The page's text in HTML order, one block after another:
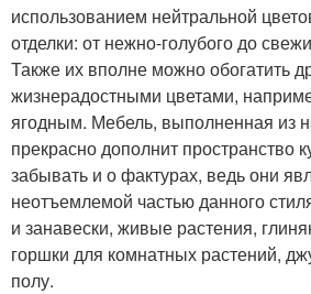
использованием нейтральной
отделки: от нежно-голубого до
Также их вполне можно обогатить
жизнерадостными цветами,
ягодным. Мебель, выполненная из
прекрасно дополнит пространство
забывать и о фактурах, ведь они
неотъемлемой частью данного
и занавески, живые растения,
горшки для комнатных растений,
полу.